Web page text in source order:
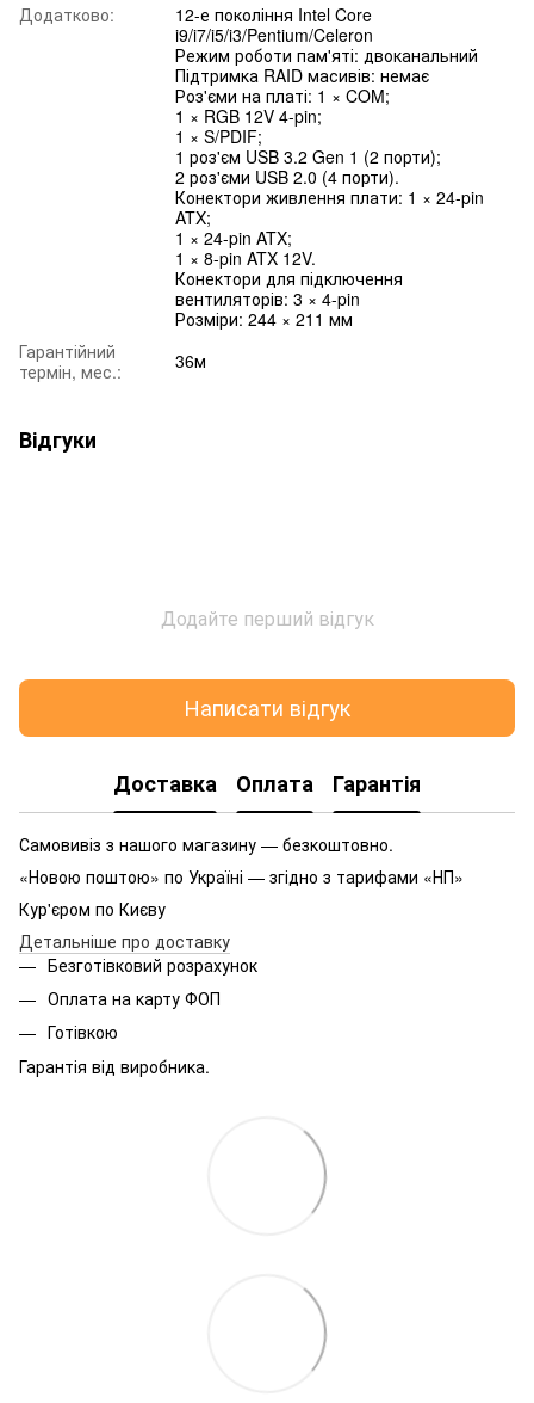
Додатково:
12-е покоління Intel Core
i9/i7/i5/i3/Pentium/Celeron
Режим роботи пам'яті: двоканальний
Підтримка RAID масивів: немає
Роз'єми на платі: 1 × COM;
1 × RGB 12V 4-pin;
1 × S/PDIF;
1 роз'єм USB 3.2 Gen 1 (2 порти);
2 роз'єми USB 2.0 (4 порти).
Конектори живлення плати: 1 × 24-pin
ATX;
1 × 24-pin ATX;
1 × 8-pin ATX 12V.
Конектори для підключення
вентиляторів: 3 × 4-pin
Розміри: 244 × 211 мм
Гарантійний
термін, мес.:
36м
Відгуки
Додайте перший відгук
Написати відгук
Доставка Оплата Гарантія
Самовивіз з нашого магазину — безкоштовно.
«Новою поштою» по Україні — згідно з тарифами «НП»
Кур'єром по Києву
Детальніше про доставку
Безготівковий розрахунок
Оплата на карту ФОП
Готівкою
Гарантія від виробника.